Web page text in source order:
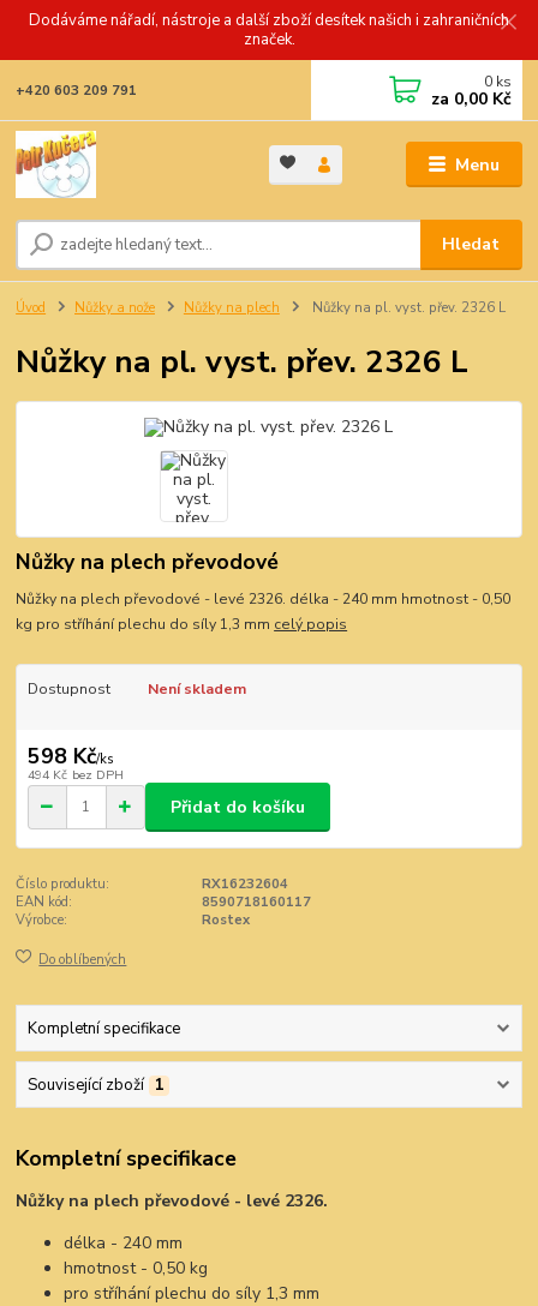
Dodáváme nářadí, nástroje a další zboží desítek našich i zahraničních
značek.
Menu
Hledat
+420 603 209 791 0 ks
za 0,00 Kč
Úvod Nůžky a nože Nůžky na plech Nůžky na pl. vyst. přev. 2326 L
Nůžky na pl. vyst. přev. 2326 L
Nůžky na plech převodové
Nůžky na plech převodové - levé 2326. délka - 240 mm hmotnost - 0,50
kg pro stříhání plechu do síly 1,3 mm celý popis
Dostupnost Není skladem
598 Kč/ks
494 Kč bez DPH
Přidat do košíku
Číslo produktu:
RX16232604
EAN kód:
8590718160117
Výrobce:
Rostex
Do oblíbených
Kompletní specifikace
Související zboží 1
Kompletní specifikace
Nůžky na plech převodové - levé 2326.
délka - 240 mm
hmotnost - 0,50 kg
pro stříhání plechu do síly 1,3 mm